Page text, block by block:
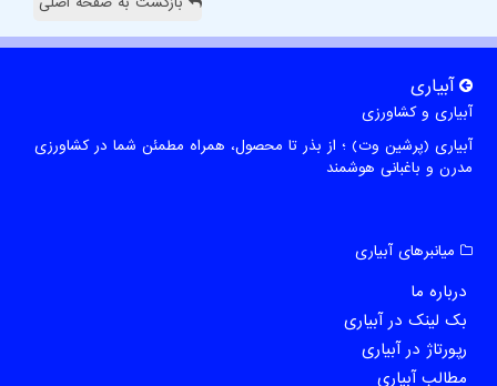
آبیاری
آبیاری و کشاورزی
آبیاری (پرشین وت) ؛ از بذر تا محصول، همراه مطمئن شما در کشاورزی
مدرن و باغبانی هوشمند
میانبرهای آبیاری
درباره ما
بک لینک در آبیاری
رپورتاژ در آبیاری
مطالب آبیاری